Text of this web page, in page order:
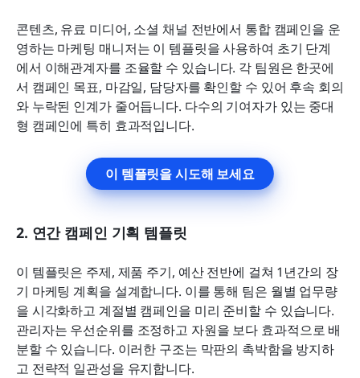
콘텐츠, 유료 미디어, 소셜 채널 전반에서 통합 캠페인을 운
영하는 마케팅 매니저는 이 템플릿을 사용하여 초기 단계
에서 이해관계자를 조율할 수 있습니다. 각 팀원은 한곳에
서 캠페인 목표, 마감일, 담당자를 확인할 수 있어 후속 회의
와 누락된 인계가 줄어듭니다. 다수의 기여자가 있는 중대
형 캠페인에 특히 효과적입니다.
이 템플릿을 시도해 보세요
2. 연간 캠페인 기획 템플릿
이 템플릿은 주제, 제품 주기, 예산 전반에 걸쳐 1년간의 장
기 마케팅 계획을 설계합니다. 이를 통해 팀은 월별 업무량
을 시각화하고 계절별 캠페인을 미리 준비할 수 있습니다.
관리자는 우선순위를 조정하고 자원을 보다 효과적으로 배
분할 수 있습니다. 이러한 구조는 막판의 촉박함을 방지하
고 전략적 일관성을 유지합니다.